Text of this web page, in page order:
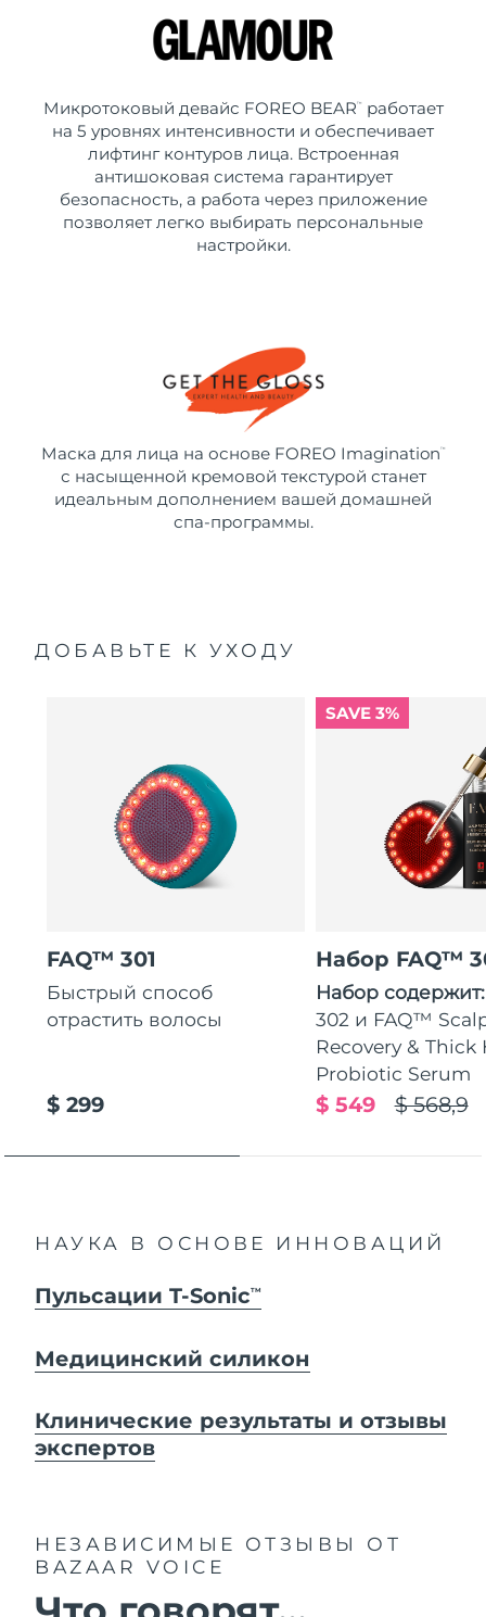
Микротоковый девайс FOREO BEAR ™
работает
на 5 уровнях интенсивности и обеспечивает
лифтинг контуров лица. Встроенная
антишоковая система гарантирует
безопасность, а работа через приложение
позволяет легко выбирать персональные
настройки.
Маска для лица на основе FOREO Imagination ™
с насыщенной кремовой текстурой станет
идеальным дополнением вашей домашней
спа-программы.
ДОБАВЬТЕ К УХОДУ
FAQ™ 301
Быстрый способ
отрастить волосы
$ 299
SAVE 3%
Набор FAQ™
Набор
302 и FAQ™
Recovery & Thick
Probiotic Serum
$ 568,9
$ 549
НАУКА В ОСНОВЕ ИННОВАЦИЙ
Пульсации T-SonicTM
Медицинский силикон
Клинические результаты и отзывы
экспертов
НЕЗАВИСИМЫЕ ОТЗЫВЫ
ОТ
BAZAAR VOICE